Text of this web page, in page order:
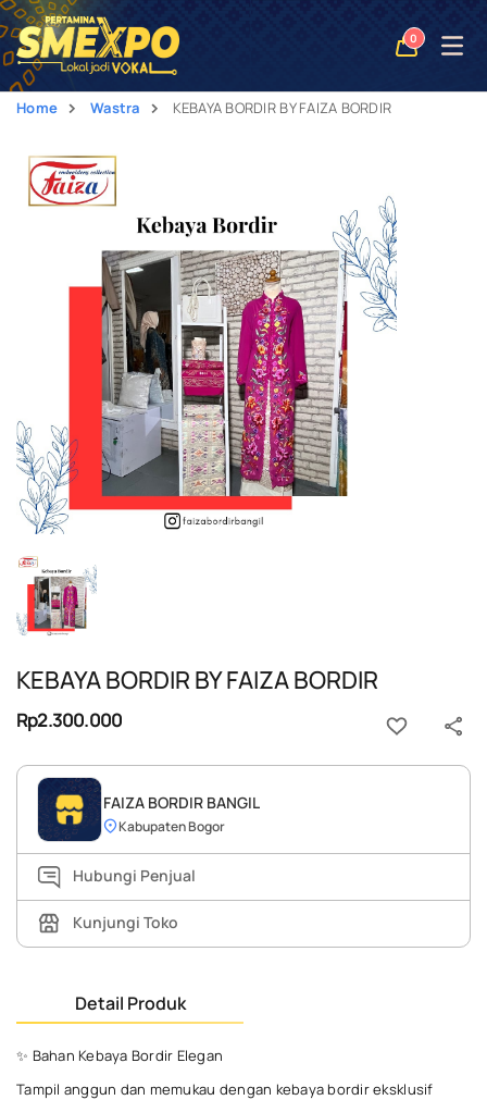
0
Open
Home Wastra KEBAYA BORDIR BY FAIZA BORDIR
KEBAYA BORDIR BY FAIZA BORDIR
Rp2.300.000
FAIZA BORDIR BANGIL
Kabupaten Bogor
Hubungi Penjual
Kunjungi Toko
Detail Produk
✨ Bahan Kebaya Bordir Elegan
Tampil anggun dan memukau dengan kebaya bordir eksklusif